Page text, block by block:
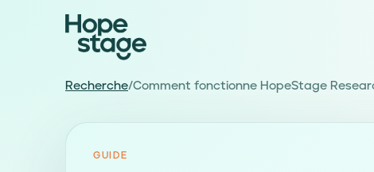
Recherche/Comment fonctionne HopeStage
GUIDE